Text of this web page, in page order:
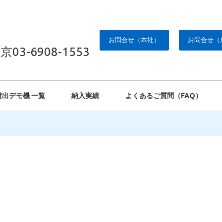
03-6908-1553
お問合せ（本社） お問合せ（
出デモ機 一覧 納入実績 よくあるご質問（FAQ）